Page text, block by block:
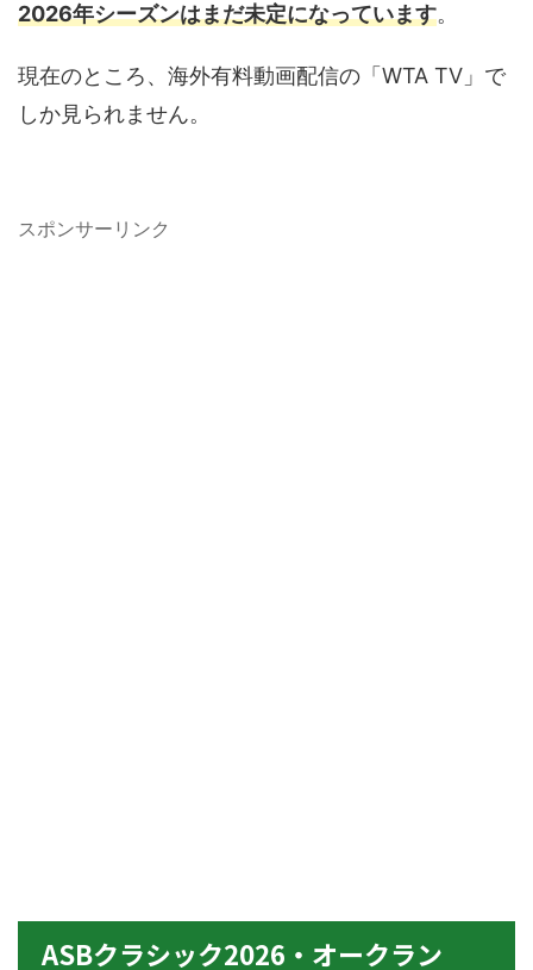
2026年シーズンはまだ未定になっています。
現在のところ、海外有料動画配信の「WTA TV」で
しか見られません。
スポンサーリンク
ASBクラシック2026・オークラン